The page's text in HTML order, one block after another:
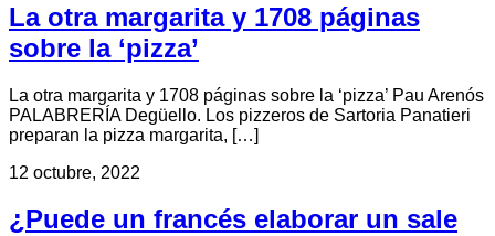
La otra margarita y 1708 páginas
sobre la ‘pizza’
La otra margarita y 1708 páginas sobre la ‘pizza’ Pau Arenós
PALABRERÍA Degüello. Los pizzeros de Sartoria Panatieri
preparan la pizza margarita, […]
12 octubre, 2022
¿Puede un francés elaborar un sale